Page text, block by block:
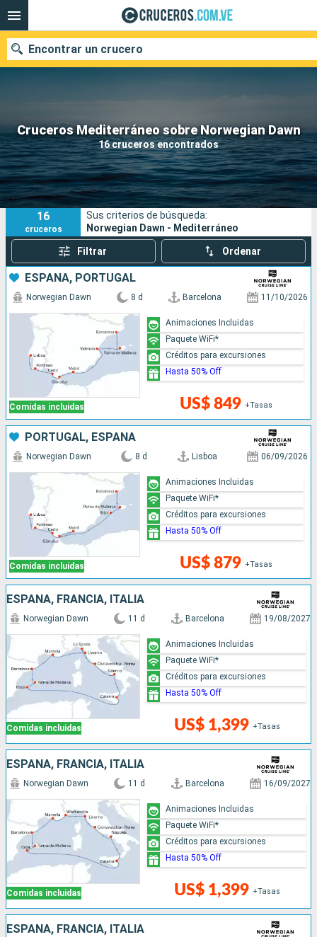
Cruceros Mediterráneo sobre Norwegian Dawn
16 cruceros encontrados
Encontrar un crucero
Nuestros destinos
Fecha de salida
Puertos Compañías
Buscar
16
cruceros
Sus criterios de búsqueda:
Norwegian Dawn - Mediterráneo
Filtrar Ordenar
ESPAÑA, PORTUGAL
Comidas incluidas
Norwegian Dawn 8 d Barcelona 11/10/2026
US$ 849 +Tasas
Animaciones Incluidas
Paquete WiFi*
Créditos para excursiones
Hasta 50% Off
PORTUGAL, ESPAÑA
Comidas incluidas
Norwegian Dawn 8 d Lisboa 06/09/2026
US$ 879 +Tasas
Animaciones Incluidas
Paquete WiFi*
Créditos para excursiones
Hasta 50% Off
ESPAÑA, FRANCIA, ITALIA
Comidas incluidas
Norwegian Dawn 11 d Barcelona 19/08/2027
US$ 1,399 +Tasas
Animaciones Incluidas
Paquete WiFi*
Créditos para excursiones
Hasta 50% Off
ESPAÑA, FRANCIA, ITALIA
Comidas incluidas
Norwegian Dawn 11 d Barcelona 16/09/2027
US$ 1,399 +Tasas
Animaciones Incluidas
Paquete WiFi*
Créditos para excursiones
Hasta 50% Off
ESPAÑA, FRANCIA, ITALIA